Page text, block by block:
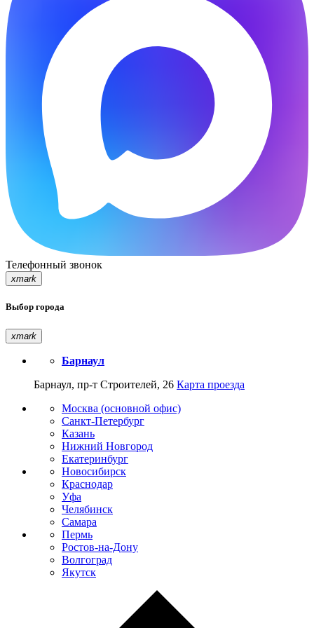
Телефонный звонок
xmark
Выбор города
xmark
Барнаул
Барнаул, пр-т Строителей, 26 Карта проезда
Москва (основной офис)
Санкт-Петербург
Казань
Нижний Новгород
Екатеринбург
Новосибирск
Краснодар
Уфа
Челябинск
Самара
Пермь
Ростов-на-Дону
Волгоград
Якутск